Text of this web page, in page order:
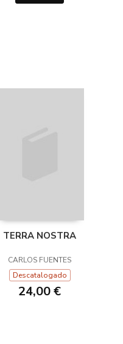
TERRA NOSTRA
CARLOS FUENTES
Descatalogado
24,00 €